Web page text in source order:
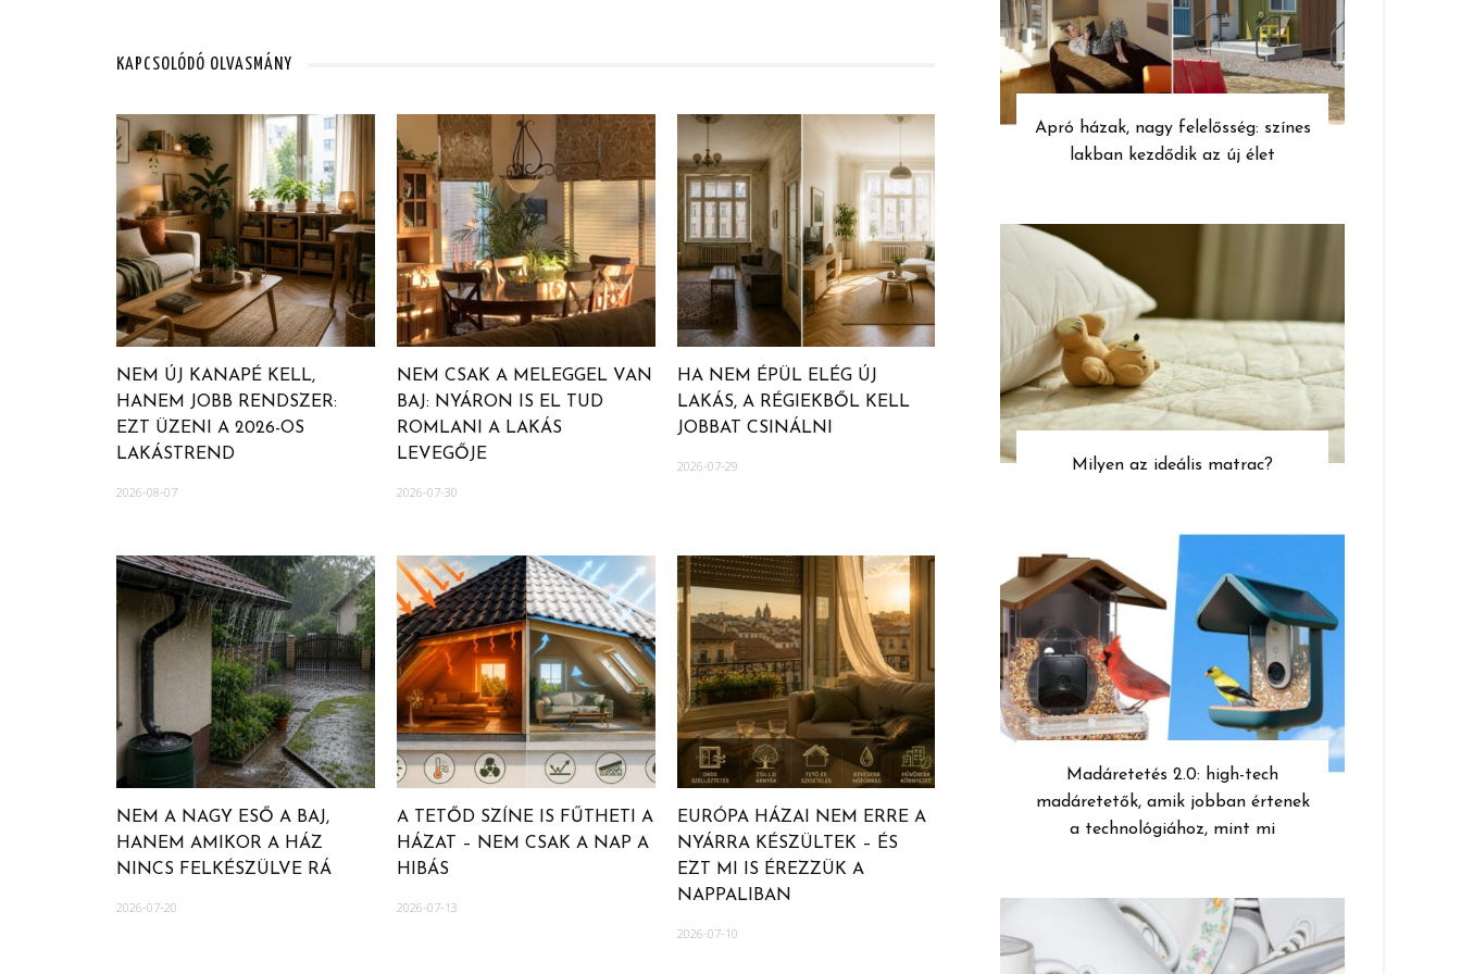
KAPCSOLÓDÓ OLVASMÁNY
NEM ÚJ KANAPÉ KELL,
HANEM JOBB RENDSZER:
EZT ÜZENI A 2026-OS
LAKÁSTREND
2026-08-07
NEM CSAK A MELEGGEL VAN
BAJ: NYÁRON IS EL TUD
ROMLANI A LAKÁS
LEVEGŐJE
2026-07-30
HA NEM ÉPÜL ELÉG ÚJ
LAKÁS, A RÉGIEKBŐL KELL
JOBBAT CSINÁLNI
2026-07-29
NEM A NAGY ESŐ A BAJ,
HANEM AMIKOR A HÁZ
NINCS FELKÉSZÜLVE RÁ
2026-07-20
A TETŐD SZÍNE IS FŰTHETI A
HÁZAT – NEM CSAK A NAP A
HIBÁS
2026-07-13
EURÓPA HÁZAI NEM ERRE A
NYÁRRA KÉSZÜLTEK – ÉS
EZT MI IS ÉREZZÜK A
NAPPALIBAN
2026-07-10
Apró házak, nagy felelősség: színes
lakban kezdődik az új élet
Milyen az ideális matrac?
Madáretetés 2.0: high-tech
madáretetők, amik jobban értenek
a technológiához, mint mi